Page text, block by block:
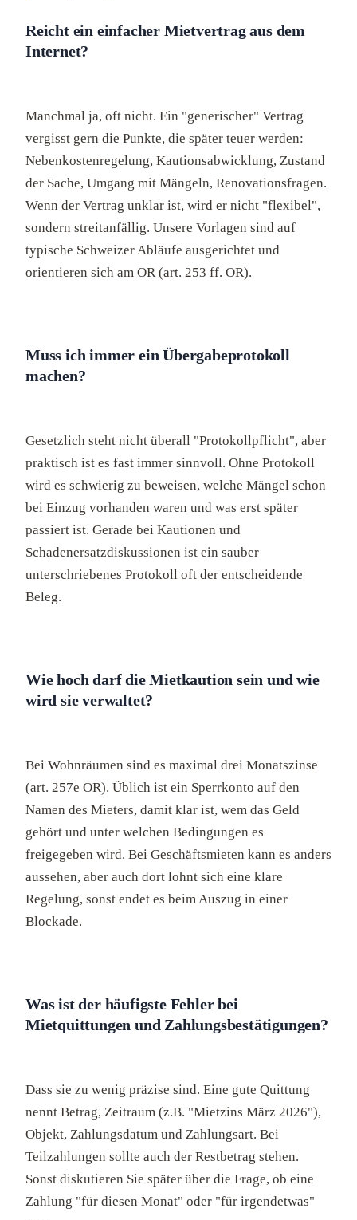
Reicht ein einfacher Mietvertrag aus dem
Internet?
Manchmal ja, oft nicht. Ein "generischer" Vertrag
vergisst gern die Punkte, die später teuer werden:
Nebenkostenregelung, Kautionsabwicklung, Zustand
der Sache, Umgang mit Mängeln, Renovationsfragen.
Wenn der Vertrag unklar ist, wird er nicht "flexibel",
sondern streitanfällig. Unsere Vorlagen sind auf
typische Schweizer Abläufe ausgerichtet und
orientieren sich am OR (art. 253 ff. OR).
Muss ich immer ein Übergabeprotokoll
machen?
Gesetzlich steht nicht überall "Protokollpflicht", aber
praktisch ist es fast immer sinnvoll. Ohne Protokoll
wird es schwierig zu beweisen, welche Mängel schon
bei Einzug vorhanden waren und was erst später
passiert ist. Gerade bei Kautionen und
Schadenersatzdiskussionen ist ein sauber
unterschriebenes Protokoll oft der entscheidende
Beleg.
Wie hoch darf die Mietkaution sein und wie
wird sie verwaltet?
Bei Wohnräumen sind es maximal drei Monatszinse
(art. 257e OR). Üblich ist ein Sperrkonto auf den
Namen des Mieters, damit klar ist, wem das Geld
gehört und unter welchen Bedingungen es
freigegeben wird. Bei Geschäftsmieten kann es anders
aussehen, aber auch dort lohnt sich eine klare
Regelung, sonst endet es beim Auszug in einer
Blockade.
Was ist der häufigste Fehler bei
Mietquittungen und Zahlungsbestätigungen?
Dass sie zu wenig präzise sind. Eine gute Quittung
nennt Betrag, Zeitraum (z.B. "Mietzins März 2026"),
Objekt, Zahlungsdatum und Zahlungsart. Bei
Teilzahlungen sollte auch der Restbetrag stehen.
Sonst diskutieren Sie später über die Frage, ob eine
Zahlung "für diesen Monat" oder "für irgendetwas"